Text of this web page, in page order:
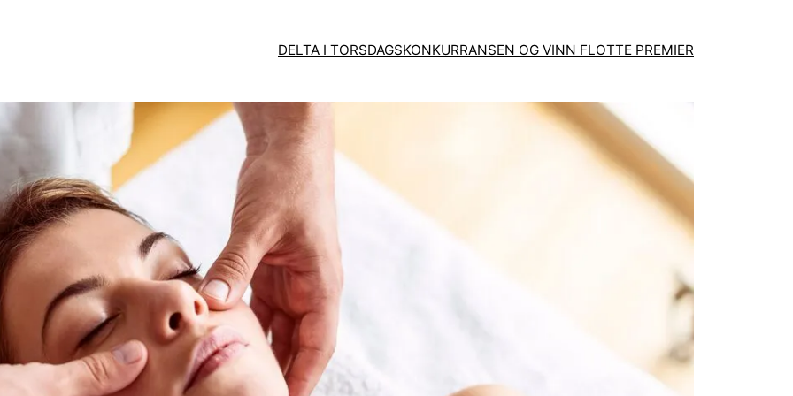
DELTA I TORSDAGSKONKURRANSEN OG VINN FLOTTE PREMIER